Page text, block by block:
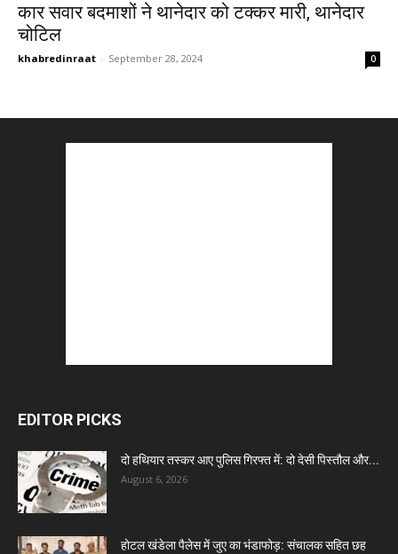
कार सवार बदमाशों ने थानेदार को टक्कर मारी, थानेदार
चोटिल
khabredinraat - September 28, 2024 0
EDITOR PICKS
दो हथियार तस्कर आए पुलिस गिरफ्त में: दो देसी पिस्तौल और...
August 6, 2026
होटल खंडेला पैलेस में जुए का भंडाफोड़: संचालक सहित छह